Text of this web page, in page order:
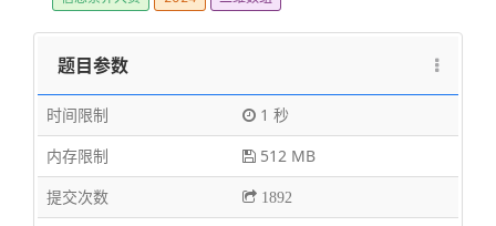
题目参数
时间限制
1 秒
内存限制
512 MB
提交次数
1892